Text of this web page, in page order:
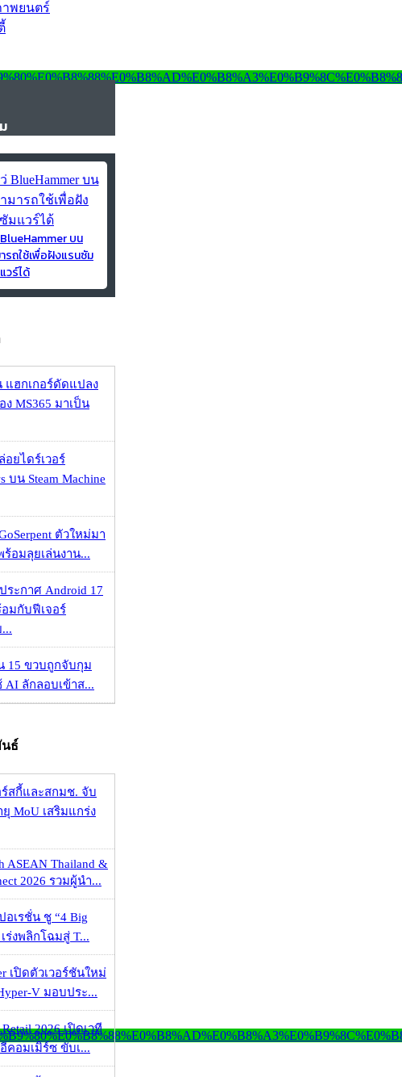
พยนตร์
บน
รถใช้เพื่อฝังแรนซัม
แวร์ได้
แฮกเกอร์ดัดแปลง
MS365 มาเป็น
อยไดร์เวอร์
บน Steam Machine
ตัวใหม่มา
ร้อมลุยเล่นงาน...
ระกาศ Android 17
มกับฟีเจอร์
15 ขวบถูกจับกุม
AI ลักลอบเข้าส...
ธ์
สกี้และสกมช. จับ
MoU เสริมแกร่ง
ASEAN Thailand &
2026 รวมผู้นำ...
อเรชั่น ชู “4 Big
เร่งพลิกโฉมสู่ T...
เปิดตัวเวอร์ชันใหม่
V มอบประ...
2026 เปิดเวที
คอมเมิร์ซ ขับเ...